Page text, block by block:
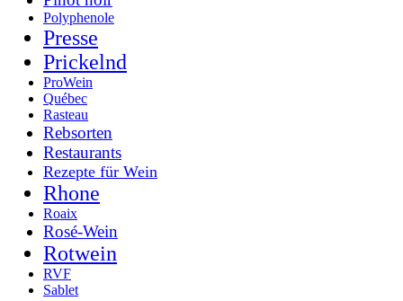
Polyphenole
Presse
Prickelnd
ProWein
Québec
Rasteau
Rebsorten
Restaurants
Rezepte für Wein
Rhone
Roaix
Rosé-Wein
Rotwein
RVF
Sablet